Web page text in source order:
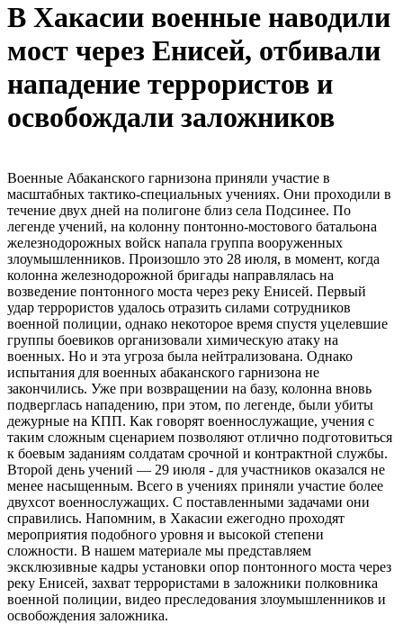
В Хакасии военные наводили
мост через Енисей, отбивали
нападение террористов и
освобождали заложников
Военные Абаканского гарнизона приняли участие в
масштабных тактико-специальных учениях. Они проходили в
течение двух дней на полигоне близ села Подсинее. По
легенде учений, на колонну понтонно-мостового батальона
железнодорожных войск напала группа вооруженных
злоумышленников. Произошло это 28 июля, в момент, когда
колонна железнодорожной бригады направлялась на
возведение понтонного моста через реку Енисей. Первый
удар террористов удалось отразить силами сотрудников
военной полиции, однако некоторое время спустя уцелевшие
группы боевиков организовали химическую атаку на
военных. Но и эта угроза была нейтрализована. Однако
испытания для военных абаканского гарнизона не
закончились. Уже при возвращении на базу, колонна вновь
подверглась нападению, при этом, по легенде, были убиты
дежурные на КПП. Как говорят военнослужащие, учения с
таким сложным сценарием позволяют отлично подготовиться
к боевым заданиям солдатам срочной и контрактной службы.
Второй день учений — 29 июля - для участников оказался не
менее насыщенным. Всего в учениях приняли участие более
двухсот военнослужащих. С поставленными задачами они
справились. Напомним, в Хакасии ежегодно проходят
мероприятия подобного уровня и высокой степени
сложности. В нашем материале мы представляем
эксклюзивные кадры установки опор понтонного моста через
реку Енисей, захват террористами в заложники полковника
военной полиции, видео преследования злоумышленников и
освобождения заложника.